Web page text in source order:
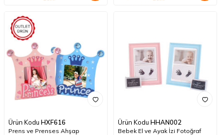
Ürün Kodu HXF616
Prens ve Prenses Ahşap
Ürün Kodu HHAN002
Bebek El ve Ayak İzi Fotoğraf